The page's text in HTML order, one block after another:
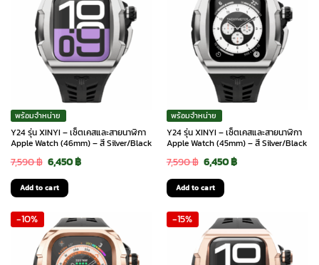
พร้อมจำหน่าย
Y24 รุ่น XINYI – เซ็ตเคสและสายนาฬิกา
Apple Watch (46mm) – สี Silver/Black
7,590฿ Original
price
was:
7,590 ฿.
6,450฿Current
6,450 ฿.
Add to cart
พร้อมจำหน่าย
Y24 รุ่น XINYI – เซ็ตเคสและสายนาฬิกา
Apple Watch (45mm) – สี Silver/Black
7,590฿ Original
price
was:
7,590 ฿.
6,450฿Current
6,450 ฿.
Add to cart
-10% -15%